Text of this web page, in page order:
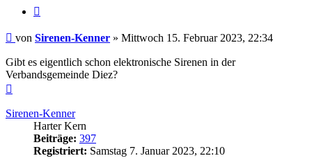
Beitrag
von Sirenen-Kenner » Mittwoch 15. Februar 2023, 22:34
Gibt es eigentlich schon elektronische Sirenen in der
Verbandsgemeinde Diez?
Sirenen-Kenner
Harter Kern
Beiträge: 397
Registriert: Samstag 7. Januar 2023, 22:10